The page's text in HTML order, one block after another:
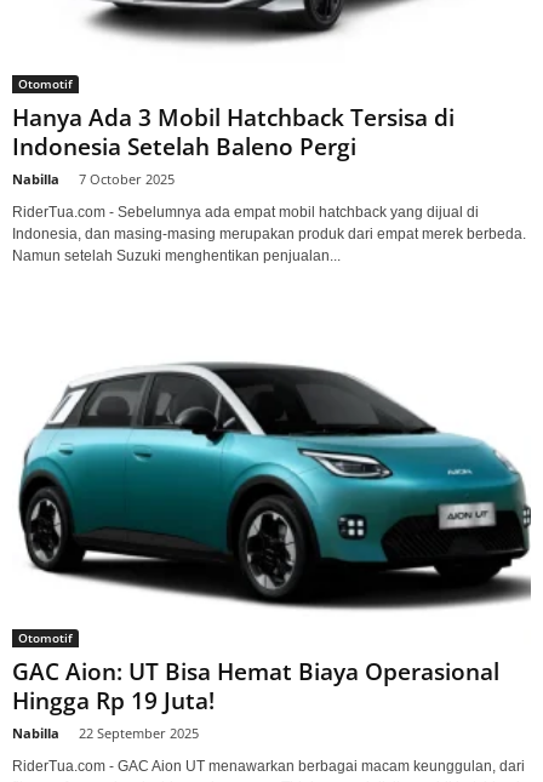
Otomotif
Hanya Ada 3 Mobil Hatchback Tersisa di
Indonesia Setelah Baleno Pergi
Nabilla 7 October 2025
RiderTua.com - Sebelumnya ada empat mobil hatchback yang dijual di
Indonesia, dan masing-masing merupakan produk dari empat merek berbeda.
Namun setelah Suzuki menghentikan penjualan...
Otomotif
GAC Aion: UT Bisa Hemat Biaya Operasional
Hingga Rp 19 Juta!
Nabilla 22 September 2025
RiderTua.com - GAC Aion UT menawarkan berbagai macam keunggulan, dari